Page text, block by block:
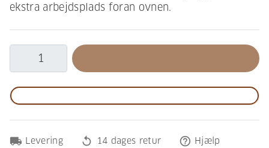
ekstra arbejdsplads foran ovnen.
local_shipping Levering replay 14 dages retur help_outline Hjælp